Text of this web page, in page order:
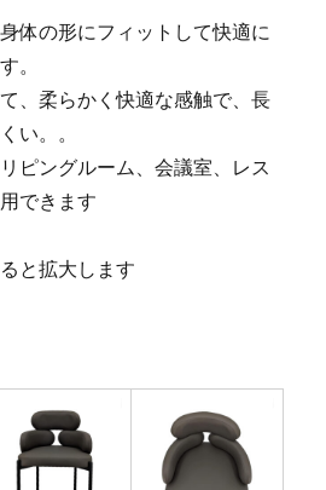
体の形にフィットして快適に
。
、柔らかく快適な感触で、長
い。。
ピングルーム、会議室、レス
できます
と拡大します